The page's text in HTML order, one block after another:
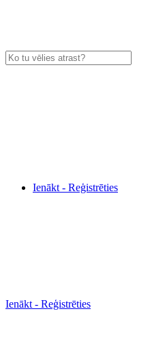
Ienākt - Reģistrēties
Ienākt - Reģistrēties